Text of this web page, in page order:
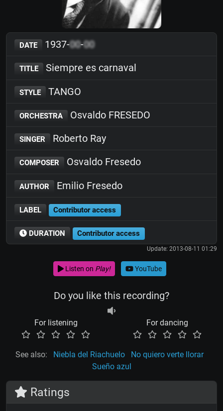
DATE 1937-00-00
TITLE Siempre es carnaval
STYLE TANGO
ORCHESTRA Osvaldo FRESEDO
SINGER Roberto Ray
COMPOSER Osvaldo Fresedo
AUTHOR Emilio Fresedo
LABEL Contributor access
DURATION Contributor access
Update: 2013-08-11 01:29
Listen on Play! YouTube
Do you like this recording?
For listening For dancing
See also: Niebla del Riachuelo
No quiero verte llorar
Sueño azul
Ratings